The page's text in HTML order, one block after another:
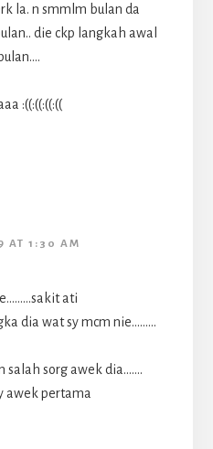
la. n smmlm bulan da
die ckp langkah awal
:((:((:((:((
AT 1:30 AM
ati
dia wat sy mcm nie………
salah sorg awek dia…….
awek pertama